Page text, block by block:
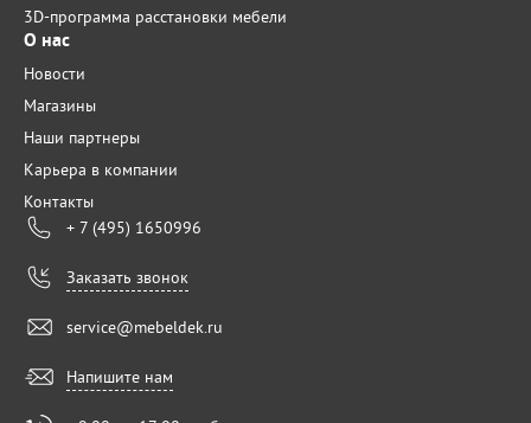
3D-программа расстановки мебели
О нас
Новости
Магазины
Наши партнеры
Карьера в компании
Контакты
+ 7 (495) 1650996
Заказать звонок
service@mebeldek.ru
Напишите нам